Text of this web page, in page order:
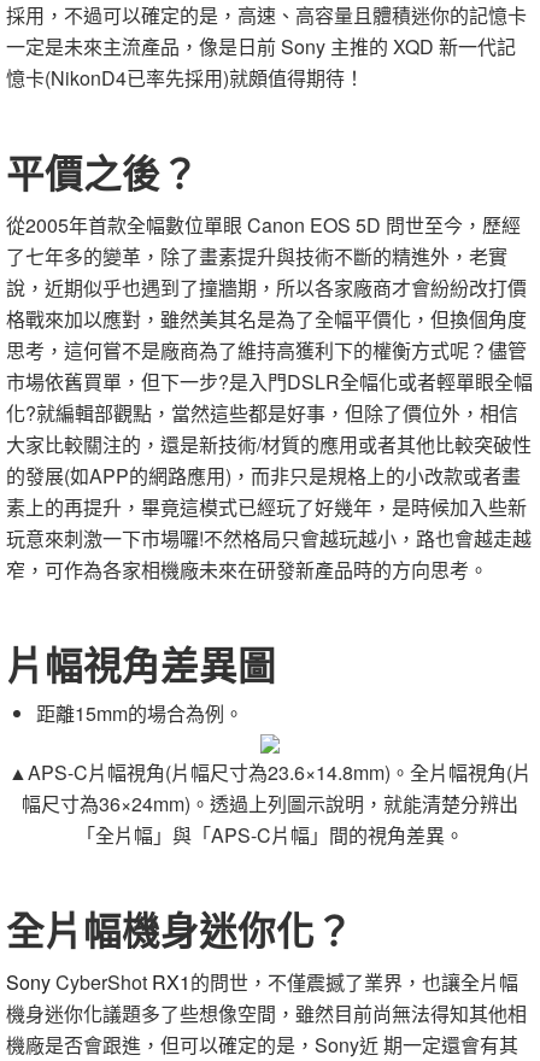
採用，不過可以確定的是，高速、高容量且體積迷你的記憶卡
一定是未來主流產品，像是日前Sony 主推的 XQD 新一代記
憶卡(NikonD4已率先採用)就頗值得期待！
平價之後？
從2005年首款全幅數位單眼 Canon EOS 5D 問世至今，歷經
了七年多的變革，除了畫素提升與技術不斷的精進外，老實
說，近期似乎也遇到了撞牆期，所以各家廠商才會紛紛改打價
格戰來加以應對，雖然美其名是為了全幅平價化，但換個角度
思考，這何嘗不是廠商為了維持高獲利下的權衡方式呢？儘管
市場依舊買單，但下一步?是入門DSLR全幅化或者輕單眼全幅
化?就編輯部觀點，當然這些都是好事，但除了價位外，相信
大家比較關注的，還是新技術/材質的應用或者其他比較突破性
的發展(如APP的網路應用) ，而非只是規格上的小改款或者畫
素上的再提升，畢竟這模式已經玩了好幾年，是時候加入些新
玩意來刺激一下市場囉!不然格局只會越玩越小，路也會越走越
窄，可作為各家相機廠未來在研發新產品時的方向思考。
片幅視角差異圖
距離15mm的場合為例。
▲APS-C片幅視角(片幅尺寸為23.6×14.8mm)。全片幅視角(片
幅尺寸為36×24mm)。 透過上列圖示說明，就能清楚分辨出
「全片幅」與「APS-C片幅」間的視角差異。
全片幅機身迷你化？
SonyCyberShot RX1的問世，不僅震撼了業界，也讓全片幅
機身迷你化議題多了些想像空間，雖然目前尚無法得知其他相
機廠是否會跟進，但可以確定的是，Sony近 期一定還會有其